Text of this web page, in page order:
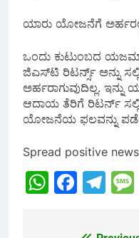
ಯಾರು ಯೋಜನೆಗೆ
ಒಂದು ಕುಟುಂಬದ
ಜಿಎಸ್‌ಟಿ ರಿಟರ್ನ್ಸ್ ಅನ್ನು
ಅರ್ಹರಾಗುವುದಿಲ್ಲ.
ಆದಾಯ ತೆರಿಗೆ ರಿಟರ್ನ್
ಯೋಜನೆಯ ಫಲವನ್ನು
Spread positive news